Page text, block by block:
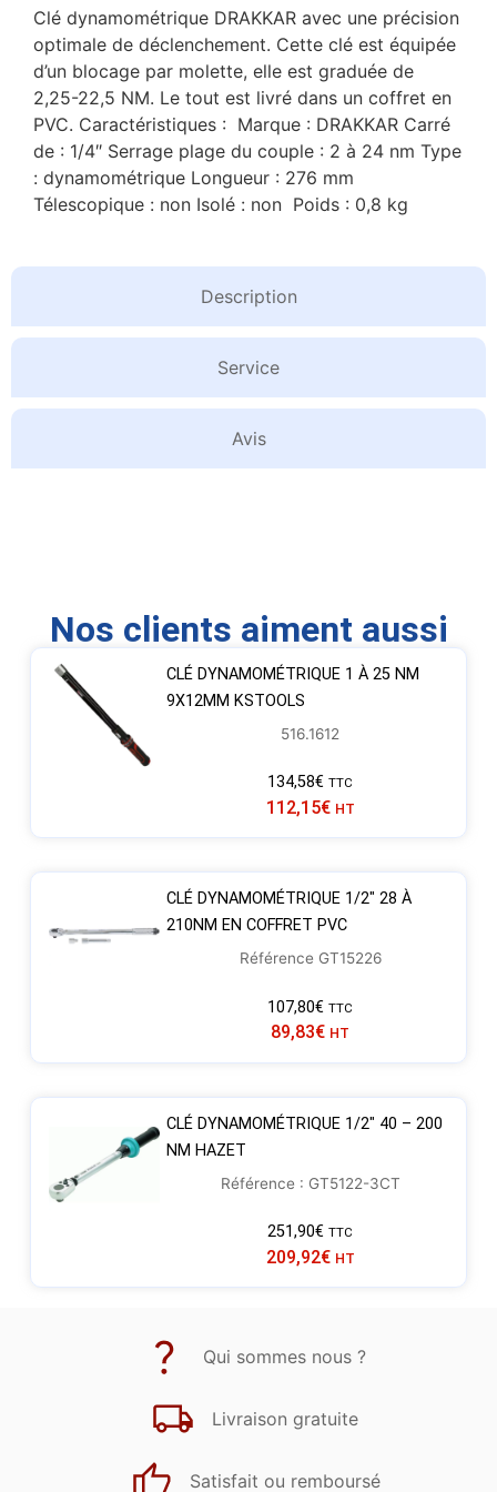
Description
Service
Avis
Clé dynamométrique DRAKKAR avec une précision
optimale de déclenchement. Cette clé est équipée
d’un blocage par molette, elle est graduée de
2,25-22,5 NM. Le tout est livré dans un coffret en
PVC. Caractéristiques : Marque : DRAKKAR Carré
de : 1/4″ Serrage plage du couple : 2 à 24 nm Type
: dynamométrique Longueur : 276 mm
Télescopique : non Isolé : non Poids : 0,8 kg
Nos clients aiment aussi
CLÉ DYNAMOMÉTRIQUE 1 À 25 NM
9X12MM KSTOOLS
516.1612
134,58€ TTC
112,15€ HT
CLÉ DYNAMOMÉTRIQUE 1/2″ 28 À
210NM EN COFFRET PVC
Référence GT15226
107,80€ TTC
89,83€ HT
CLÉ DYNAMOMÉTRIQUE 1/2″ 40 – 200
NM HAZET
Référence : GT5122-3CT
251,90€ TTC
209,92€ HT
Qui sommes nous ?
Livraison gratuite
Satisfait ou remboursé